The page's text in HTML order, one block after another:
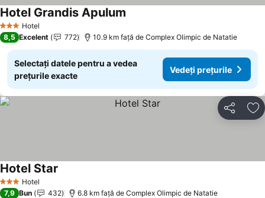
3 SteleHotel
Hotel Grandis Apulum
8,5 Excelent 772 10.9 km faţă de Complex Olimpic de Natatie
Selectați datele pentru a vedea
prețurile exacte
Vedeți prețurile
Distribuiți
3 SteleHotel
Hotel Star
7,9 Bun 432 6.8 km faţă de Complex Olimpic de Natatie